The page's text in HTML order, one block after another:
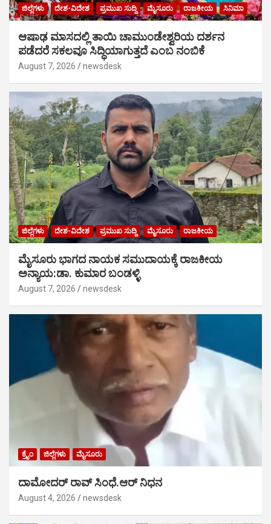
ಜಿಲ್ಲೆಗಳು ದೇಶ-ವಿದೇಶ ಪ್ರಮುಖ ಸುದ್ದಿ ಮೈಸೂರು ರಾಜಕೀಯ ಸಿನಿಮಾ
ಆಷಾಢ ಮಾಸದಲ್ಲಿ ತಾಯಿ ಚಾಮುಂಡೇಶ್ವರಿಯ ದರ್ಶನ
ಪಡೆದರೆ ಸಕಲವೂ ಸಿದ್ಧಿಯಾಗುತ್ತದೆ ಎಂಬ ನಂಬಿಕೆ
August 7, 2026 newsdesk
ಜಿಲ್ಲೆಗಳು ದೇಶ-ವಿದೇಶ ಪ್ರಮುಖ ಸುದ್ದಿ ಮೈಸೂರು ರಾಜಕೀಯ
ಮೈಸೂರು ಭಾಗದ ನಾಯಕ ಸಮುದಾಯಕ್ಕೆ ರಾಜಕೀಯ
ಅನ್ಯಾಯ:ಡಾ. ಕುಮಾರ ಬಂಡಳ್ಳಿ
August 7, 2026 newsdesk
ಕ್ರೈಂ ಜಿಲ್ಲೆಗಳು ಮೈಸೂರು
ದಾಮೋದರ್ ರಾವ್ ಸಿಂಧೆ.ಆರ್ ನಿಧನ
August 4, 2026 newsdesk